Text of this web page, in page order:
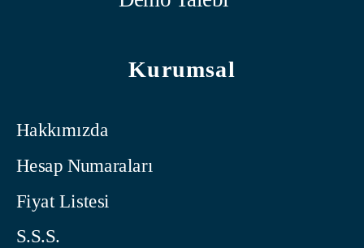
Kurumsal
Hakkımızda
Hesap Numaraları
Fiyat Listesi
S.S.S.